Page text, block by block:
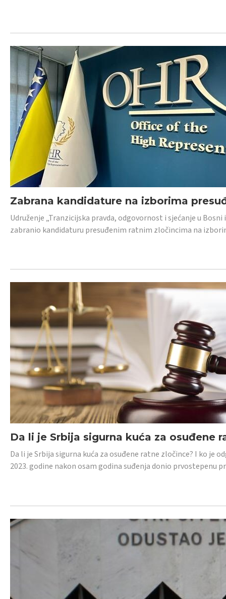
Zabrana kandidature na izborima
Udruženje „Tranzicijska pravda, odgovornost i sjećanje u
zabranio kandidaturu presuđenim ratnim zločincima na
Da li je Srbija sigurna kuća za osuđene
Da li je Srbija sigurna kuća za osuđene ratne zločince? I ko je
2023. godine nakon osam godina suđenja donio prvostepenu